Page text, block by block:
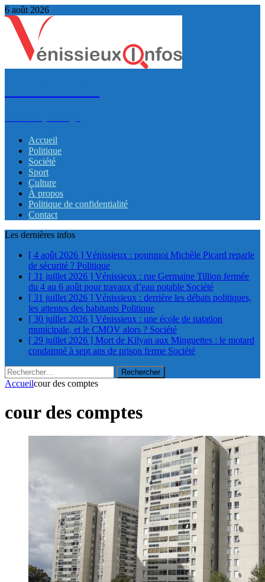
6 août 2026
Accueil
Politique
Société
Sport
Culture
À propos
Politique de confidentialité
Contact
Les dernières infos
[ 4 août 2026 ] Vénissieux : pourquoi Michèle Picard reparle
de sécurité ? Politique
[ 31 juillet 2026 ] Vénissieux : rue Germaine Tillion fermée
du 4 au 6 août pour travaux d’eau potable Société
[ 31 juillet 2026 ] Vénissieux : derrière les débats politiques,
les attentes des habitants Politique
[ 30 juillet 2026 ] Vénissieux : une école de natation
municipale, et le CMOV alors ? Société
[ 29 juillet 2026 ] Mort de Kilyan aux Minguettes : le motard
condamné à sept ans de prison ferme Société
Rechercher :
Accueilcour des comptes
cour des comptes